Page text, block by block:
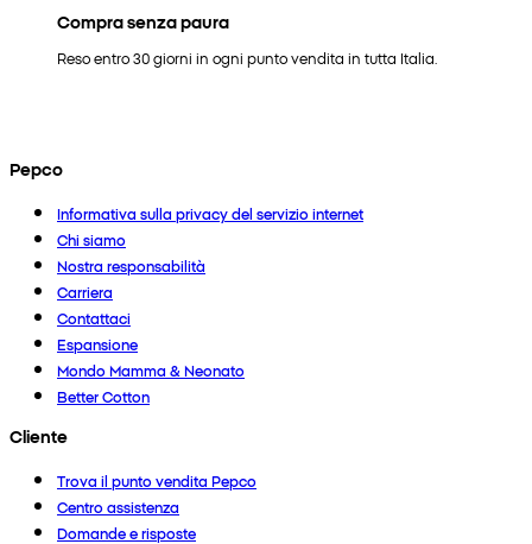
Compra senza paura
Reso entro 30 giorni in ogni punto vendita in tutta Italia.
Pepco
Informativa sulla privacy del servizio internet
Chi siamo
Nostra responsabilità
Carriera
Contattaci
Espansione
Mondo Mamma & Neonato
Better Cotton
Cliente
Trova il punto vendita Pepco
Centro assistenza
Domande e risposte